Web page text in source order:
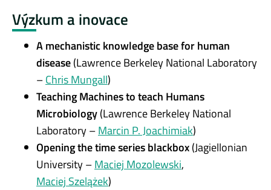
Výzkum a inovace
A mechanistic knowledge base for human
disease(Lawrence Berkeley National Laboratory
–Chris Mungall)
Teaching Machines to teach Humans
Microbiology(Lawrence Berkeley National
Laboratory –Marcin P. Joachimiak)
Opening the time series blackbox(Jagiellonian
University –Maciej Mozolewski,
Maciej Szelążek)